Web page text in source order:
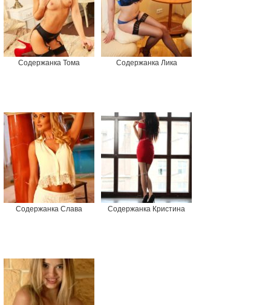
Содержанка Тома Содержанка Лика
Содержанка Слава Содержанка Кристина